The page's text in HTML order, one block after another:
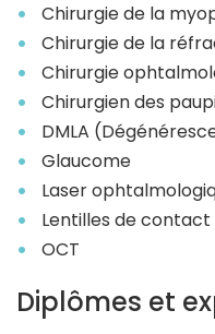
Chirurgie de la
Chirurgie de la
Chirurgie
Chirurgien des
DMLA
Glaucome
Laser
Lentilles de contact
OCT
Diplômes et